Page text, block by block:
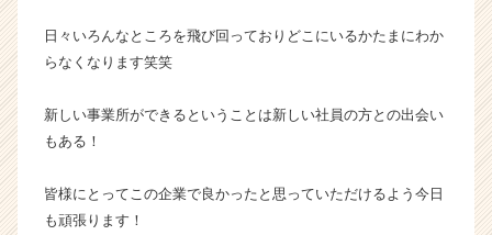
ウ
く
サ
日々いろんなところを飛び回っておりどこにいるかたまにわか
らなくなります笑笑
新しい事業所ができるということは新しい社員の方との出会い
もある！
皆様にとってこの企業で良かったと思っていただけるよう今日
も頑張ります！